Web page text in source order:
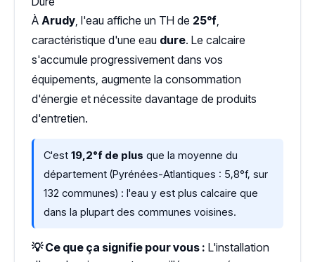
À Arudy, l'eau affiche un TH de 25°f,
caractéristique d'une eau dure. Le calcaire
s'accumule progressivement dans vos
équipements, augmente la consommation
d'énergie et nécessite davantage de produits
d'entretien.
C'est 19,2°f de plus que la moyenne du
département (Pyrénées-Atlantiques : 5,8°f, sur
132 communes) : l'eau y est plus calcaire que
dans la plupart des communes voisines.
💡 Ce que ça signifie pour vous : L'installation